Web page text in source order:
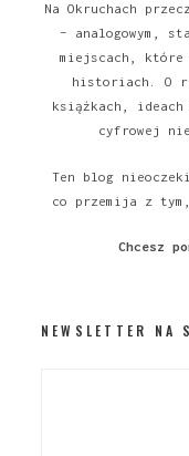
Na Okruchach
– analogowym,
miejscach,
historiach. O
książkach,
cyfrowej
Ten blog
co przemija z
Chcesz
NEWSLETTER NA